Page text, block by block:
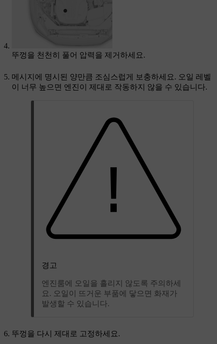
뚜껑을 천천히 풀어 압력을 제거하세요.
메시지에 명시된 양만큼 조심스럽게 보충하세요. 오일 레벨
이 너무 높으면 엔진이 제대로 작동하지 않을 수 있습니다.
경고
엔진룸에 오일을 흘리지 않도록 주의하세
요. 오일이 뜨거운 부품에 닿으면 화재가
발생할 수 있습니다.
뚜껑을 다시 제대로 고정하세요.